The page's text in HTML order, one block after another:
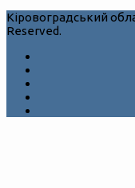
Кіровоградський
Reserved.